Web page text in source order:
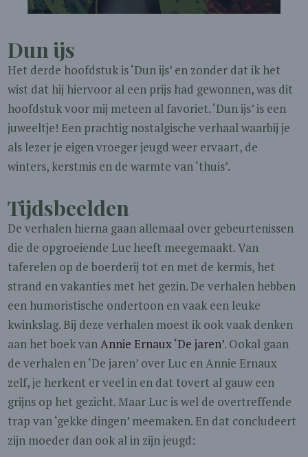
Dun ijs
Het derde hoofdstuk is ‘Dun ijs’ en zonder dat ik het
wist dat hij hiervoor al een prijs had gewonnen, was dit
hoofdstuk voor mij meteen al favoriet. ‘Dun ijs’ is een
juweeltje! Een prachtig nostalgische verhaal waarbij je
als lezer je eigen vroeger jeugd weer ervaart, de
winters, kerstmis en de warmte van ‘thuis’.
Tijdsbeelden
De verhalen hierna gaan allemaal over gebeurtenissen
die de opgroeiende Luc heeft meegemaakt. Van
taferelen op de boerderij tot en met de kermis, het
strand en vakanties met het gezin. De verhalen hebben
een humoristische ondertoon en vaak een leuke
kwinkslag. Bij deze verhalen moest ik ook vaak denken
aan het boek vanAnnie Ernaux ‘De jaren’. Ookal gaan
de verhalen en ‘De jaren’ over Luc en Annie Ernaux
zelf, je herkent er veel in en dat tovert al gauw een
grijns op het gezicht. Maar Luc is wel de overtreffende
trap van ‘gekke dingen’ meemaken. En dat concludeert
zijn moeder dan ook al in zijn jeugd: